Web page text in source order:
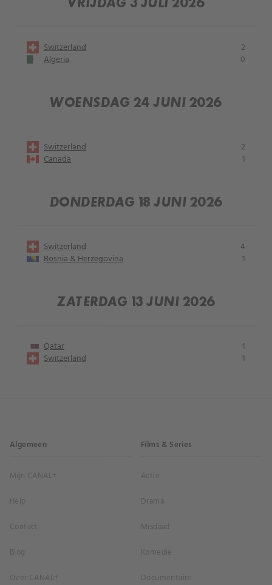
Switzerland
2
Algeria
0
WOENSDAG 24 JUNI 2026
Switzerland
2
Canada
1
DONDERDAG 18 JUNI 2026
Switzerland
4
Bosnia & Herzegovina
1
ZATERDAG 13 JUNI 2026
Qatar
1
Switzerland
1
Algemeen
Mijn CANAL+
Help
Contact
Blog
Over CANAL+
Films & Series
Actie
Drama
Misdaad
Komedie
Documentaire